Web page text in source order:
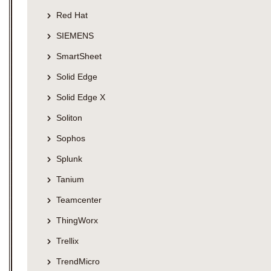
Red Hat
SIEMENS
SmartSheet
Solid Edge
Solid Edge X
Soliton
Sophos
Splunk
Tanium
Teamcenter
ThingWorx
Trellix
TrendMicro